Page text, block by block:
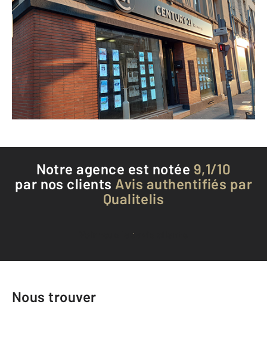
CENTURY 21 Harmony
18 rue de Crosne
ROUEN - 76000
Envoyer un message
Téléphoner à l'agence
Notre agence est notée 9,1/10
par nos clients Avis authentifiés par
Qualitelis
Voir tous les avis clients
Nous trouver